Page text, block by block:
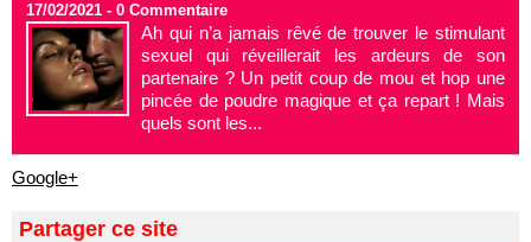
17/02/2021 - 0 Commentaire
Ah qui n’a jamais rêvé de trouver le stimulant
sexuel qui réveillerait les ardeurs de son
partenaire ? Un petit coup de mou et hop une
pincée de poudre magique et ça repart ! Mais
quels sont les...
Google+
Partager ce site